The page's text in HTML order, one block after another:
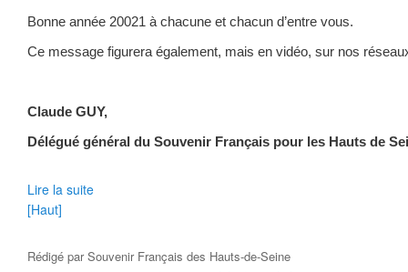
Bonne année 20021 à chacune et chacun d’entre vous.
Ce message figurera également, mais en vidéo, sur nos
Claude GUY,
Délégué général du Souvenir Français pour les Hauts de
Lire la suite
[Haut]
Rédigé parSouvenir Français des Hauts-de-Seine